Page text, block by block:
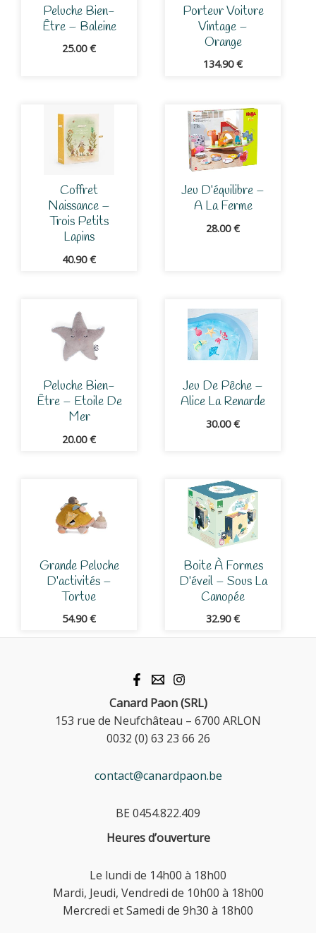
Peluche Bien-
Être – Baleine
25.00€
Porteur Voiture
Vintage –
Orange
134.90€
Coffret
Naissance –
Trois Petits
Lapins
40.90€
Jeu D’équilibre –
A La Ferme
28.00€
Peluche Bien-
Être – Etoile De
Mer
20.00€
Jeu De Pêche –
Alice La Renarde
30.00€
Grande Peluche
D’activités –
Tortue
54.90€
Boite À Formes
D’éveil – Sous La
Canopée
32.90€
Canard Paon (SRL)
153 rue de Neufchâteau – 6700 ARLON
0032 (0) 63 23 66 26
contact@canardpaon.be
BE 0454.822.409
Heures d’ouverture
Le lundi de 14h00 à 18h00
Mardi, Jeudi, Vendredi de 10h00 à 18h00
Mercredi et Samedi de 9h30 à 18h00